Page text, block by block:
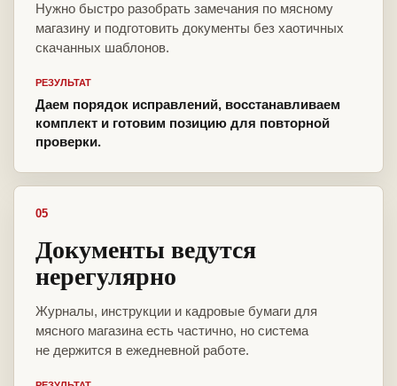
Нужно быстро разобрать замечания по мясному
магазину и подготовить документы без хаотичных
скачанных шаблонов.
РЕЗУЛЬТАТ
Даем порядок исправлений, восстанавливаем
комплект и готовим позицию для повторной
проверки.
05
Документы ведутся
нерегулярно
Журналы, инструкции и кадровые бумаги для
мясного магазина есть частично, но система
не держится в ежедневной работе.